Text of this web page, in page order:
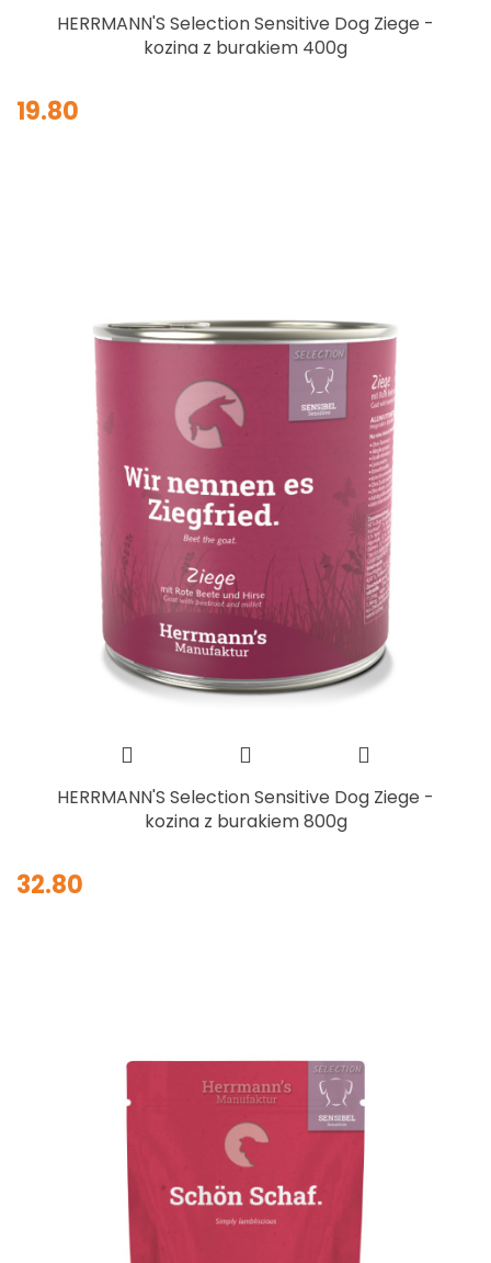
HERRMANN'S Selection Sensitive Dog Ziege -
kozina z burakiem 400g
19.80
HERRMANN'S Selection Sensitive Dog Ziege -
kozina z burakiem 800g
32.80